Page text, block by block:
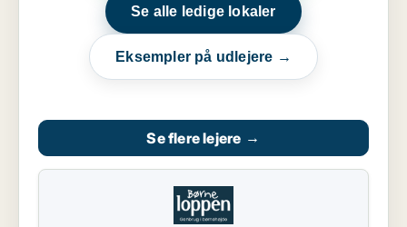
Se alle ledige lokaler
Eksempler på udlejere →
Se flere lejere →